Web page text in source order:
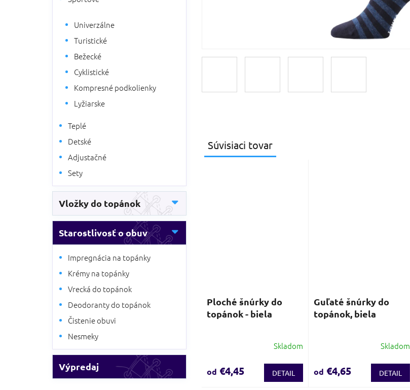
Univerzálne
Turistické
Bežecké
Cyklistické
Kompresné podkolienky
Lyžiarske
Teplé
Detské
Adjustačné
Sety
Vložky do topánok
Starostlivosť o obuv
Impregnácia na topánky
Krémy na topánky
Vrecká do topánok
Deodoranty do topánok
Čistenie obuvi
Nesmeky
Výpredaj
Súvisiaci tovar
Ploché šnúrky do
topánok - biela
Skladom
od €4,45 DETAIL
Guľaté šnúrky do
topánok, biela
Skladom
od €4,65 DETAIL